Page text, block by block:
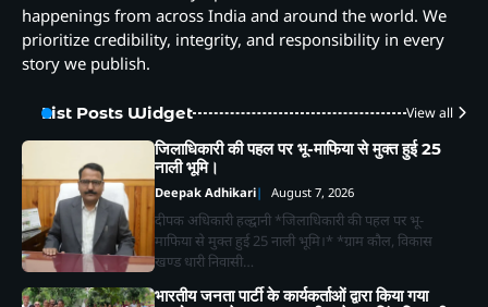
happenings from across India and around the world. We
prioritize credibility, integrity, and responsibility in every
story we publish.
List Posts Widget View all
जिलाधिकारी की पहल पर भू-माफिया से मुक्त हुई 25
नाली भूमि।
Deepak Adhikari August 7, 2026
दीपक अधिकारी हल्द्वानी *जिलाधिकारी की पहल पर भू-
माफिया से मुक्त हुई 25 नाली भूमि।* *ग्राम कौल, विकास
खण्ड धारी निवासी…
भारतीय जनता पार्टी के कार्यकर्ताओं द्वारा किया गया